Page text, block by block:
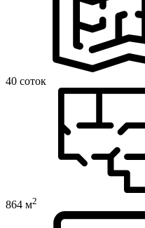
40 соток
864 м2